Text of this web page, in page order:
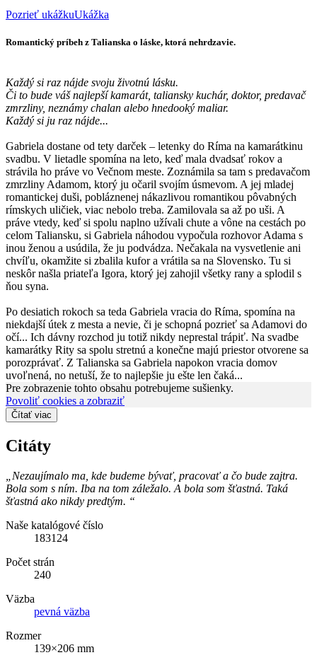
Pozrieť ukážkuUkážka
Romantický príbeh z Talianska o láske, ktorá nehrdzavie.
Každý si raz nájde svoju životnú lásku.
Či to bude váš najlepší kamarát, taliansky kuchár, doktor, predavač
zmrzliny, neznámy chalan alebo hnedooký maliar.
Každý si ju raz nájde...
Gabriela dostane od tety darček – letenky do Ríma na kamarátkinu
svadbu. V lietadle spomína na leto, keď mala dvadsať rokov a
strávila ho práve vo Večnom meste. Zoznámila sa tam s predavačom
zmrzliny Adamom, ktorý ju očaril svojím úsmevom. A jej mladej
romantickej duši, pobláznenej nákazlivou romantikou pôvabných
rímskych uličiek, viac nebolo treba. Zamilovala sa až po uši. A
práve vtedy, keď si spolu naplno užívali chute a vône na cestách po
celom Taliansku, si Gabriela náhodou vypočula rozhovor Adama s
inou ženou a usúdila, že ju podvádza. Nečakala na vysvetlenie ani
chvíľu, okamžite si zbalila kufor a vrátila sa na Slovensko. Tu si
neskôr našla priateľa Igora, ktorý jej zahojil všetky rany a splodil s
ňou syna.
Po desiatich rokoch sa teda Gabriela vracia do Ríma, spomína na
niekdajší útek z mesta a nevie, či je schopná pozrieť sa Adamovi do
očí... Ich dávny rozchod ju totiž nikdy neprestal trápiť. Na svadbe
kamarátky Rity sa spolu stretnú a konečne majú priestor otvorene sa
porozprávať. Z Talianska sa Gabriela napokon vracia domov
uvoľnená, no netuší, že to najlepšie ju ešte len čaká...
Pre zobrazenie tohto obsahu potrebujeme sušienky.
Povoliť cookies a zobraziť
Čítať viac
Citáty
„Nezaujímalo ma, kde budeme bývať, pracovať a čo bude zajtra.
Bola som s ním. Iba na tom záležalo. A bola som šťastná. Taká
šťastná ako nikdy predtým. “
Naše katalógové číslo
183124
Počet strán
240
Väzba
pevná väzba
Rozmer
139×206 mm